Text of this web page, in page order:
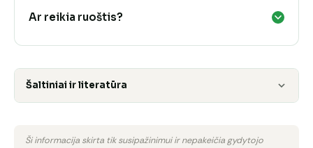
Ar reikia ruoštis?
Šaltiniai ir literatūra
Ši informacija skirta tik susipažinimui ir nepakeičia gydytojo